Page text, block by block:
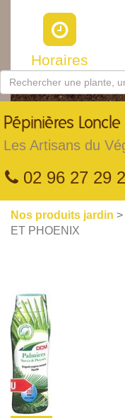
Horaires
Pépinières Loncle
Les Artisans du
02 96 27 29
Nos produits jardin >
ET PHOENIX